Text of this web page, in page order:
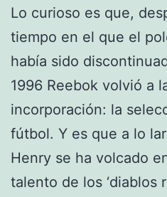
Lo curioso es que,
tiempo en el que el
había sido
1996 Reebok volvió a
incorporación: la
fútbol. Y es que a lo
Henry se ha volcado
talento de los ‘diablos